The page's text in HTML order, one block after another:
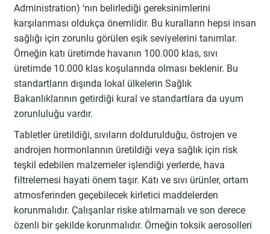
Administration) ‘nın belirlediği gereksinimlerini
karşılanması oldukça önemlidir. Bu kuralların hepsi insan
sağlığı için zorunlu görülen eşik seviyelerini tanımlar.
Örneğin katı üretimde havanın 100.000 klas, sıvı
üretimde 10.000 klas koşularında olması beklenir. Bu
standartların dışında lokal ülkelerin Sağlık
Bakanlıklarının getirdiği kural ve standartlara da uyum
zorunluluğu vardır.
Tabletler üretildiği, sıvıların doldurulduğu, östrojen ve
androjen hormonlarının üretildiği veya sağlık için risk
teşkil edebilen malzemeler işlendiği yerlerde, hava
filtrelemesi hayati önem taşır. Katı ve sıvı ürünler, ortam
atmosferinden geçebilecek kirletici maddelerden
korunmalıdır. Çalışanlar riske atılmamalı ve son derece
özenli bir şekilde korunmalıdır. Örneğin toksik aerosolleri